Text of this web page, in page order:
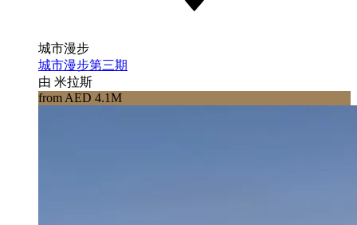
城市漫步
城市漫步第三期
由 米拉斯
from AED 4.1M